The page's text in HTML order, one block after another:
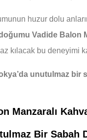
huzur dolu
Vadide Balon
kılacak bu deneyimi
unutulmaz bir
Manzaralı
Bir Sabah